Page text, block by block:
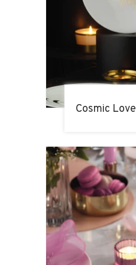
Cosmic Love